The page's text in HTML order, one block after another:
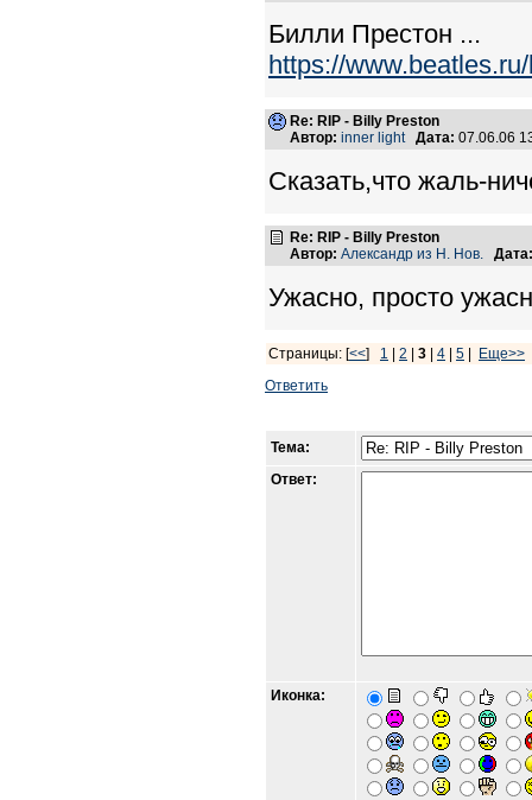
Билли Престон ...
https://
Re: RIP - Billy Preston
Автор: inner light Дата: 07.06.06
Сказать,что жаль-
Re: RIP - Billy Preston
Автор: Александр из Н. Нов. Дата:
Ужасно, просто
Страницы: [<<] 1 2 3 4 5
Еще>>
Ответить
Тема:
Ответ:
Иконка: